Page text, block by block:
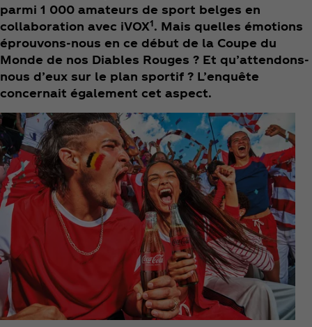
parmi 1 000 amateurs de sport belges en
collaboration avec iVOX1. Mais quelles émotions
éprouvons-nous en ce début de la Coupe du
Monde de nos Diables Rouges ? Et qu’attendons-
nous d’eux sur le plan sportif ? L’enquête
concernait également cet aspect.